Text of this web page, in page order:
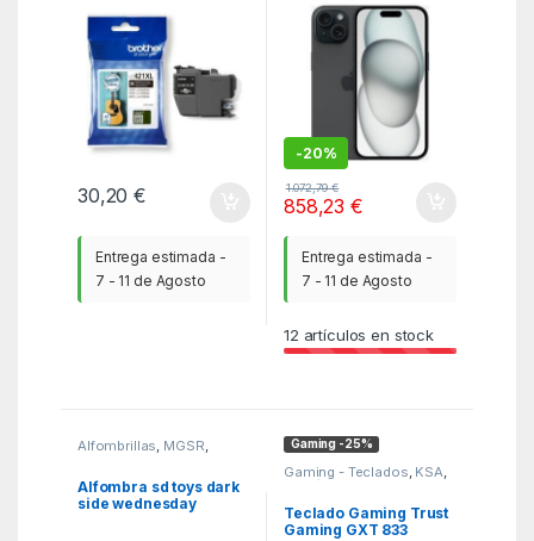
Capacidad/ Negro
30,20€
Entrega estimada -
7 - 11 de Agosto
-20%
1.072,79€
858,23€
Entrega estimada -
7 - 11 de Agosto
12 artículos en stock
Alfombrillas, MGSR,
Alfombra sd toys dark
side wednesday
Gaming -25%
Gaming - Teclados, KSA,
Periféricos Gaming
Teclado Gaming Trust
Gaming GXT 833